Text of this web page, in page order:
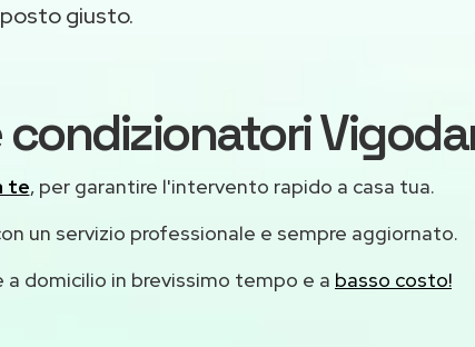
giusto.
te, per garantire l'intervento rapido a casa tua.
un servizio professionale e sempre aggiornato.
domicilio in brevissimo tempo e a basso costo!